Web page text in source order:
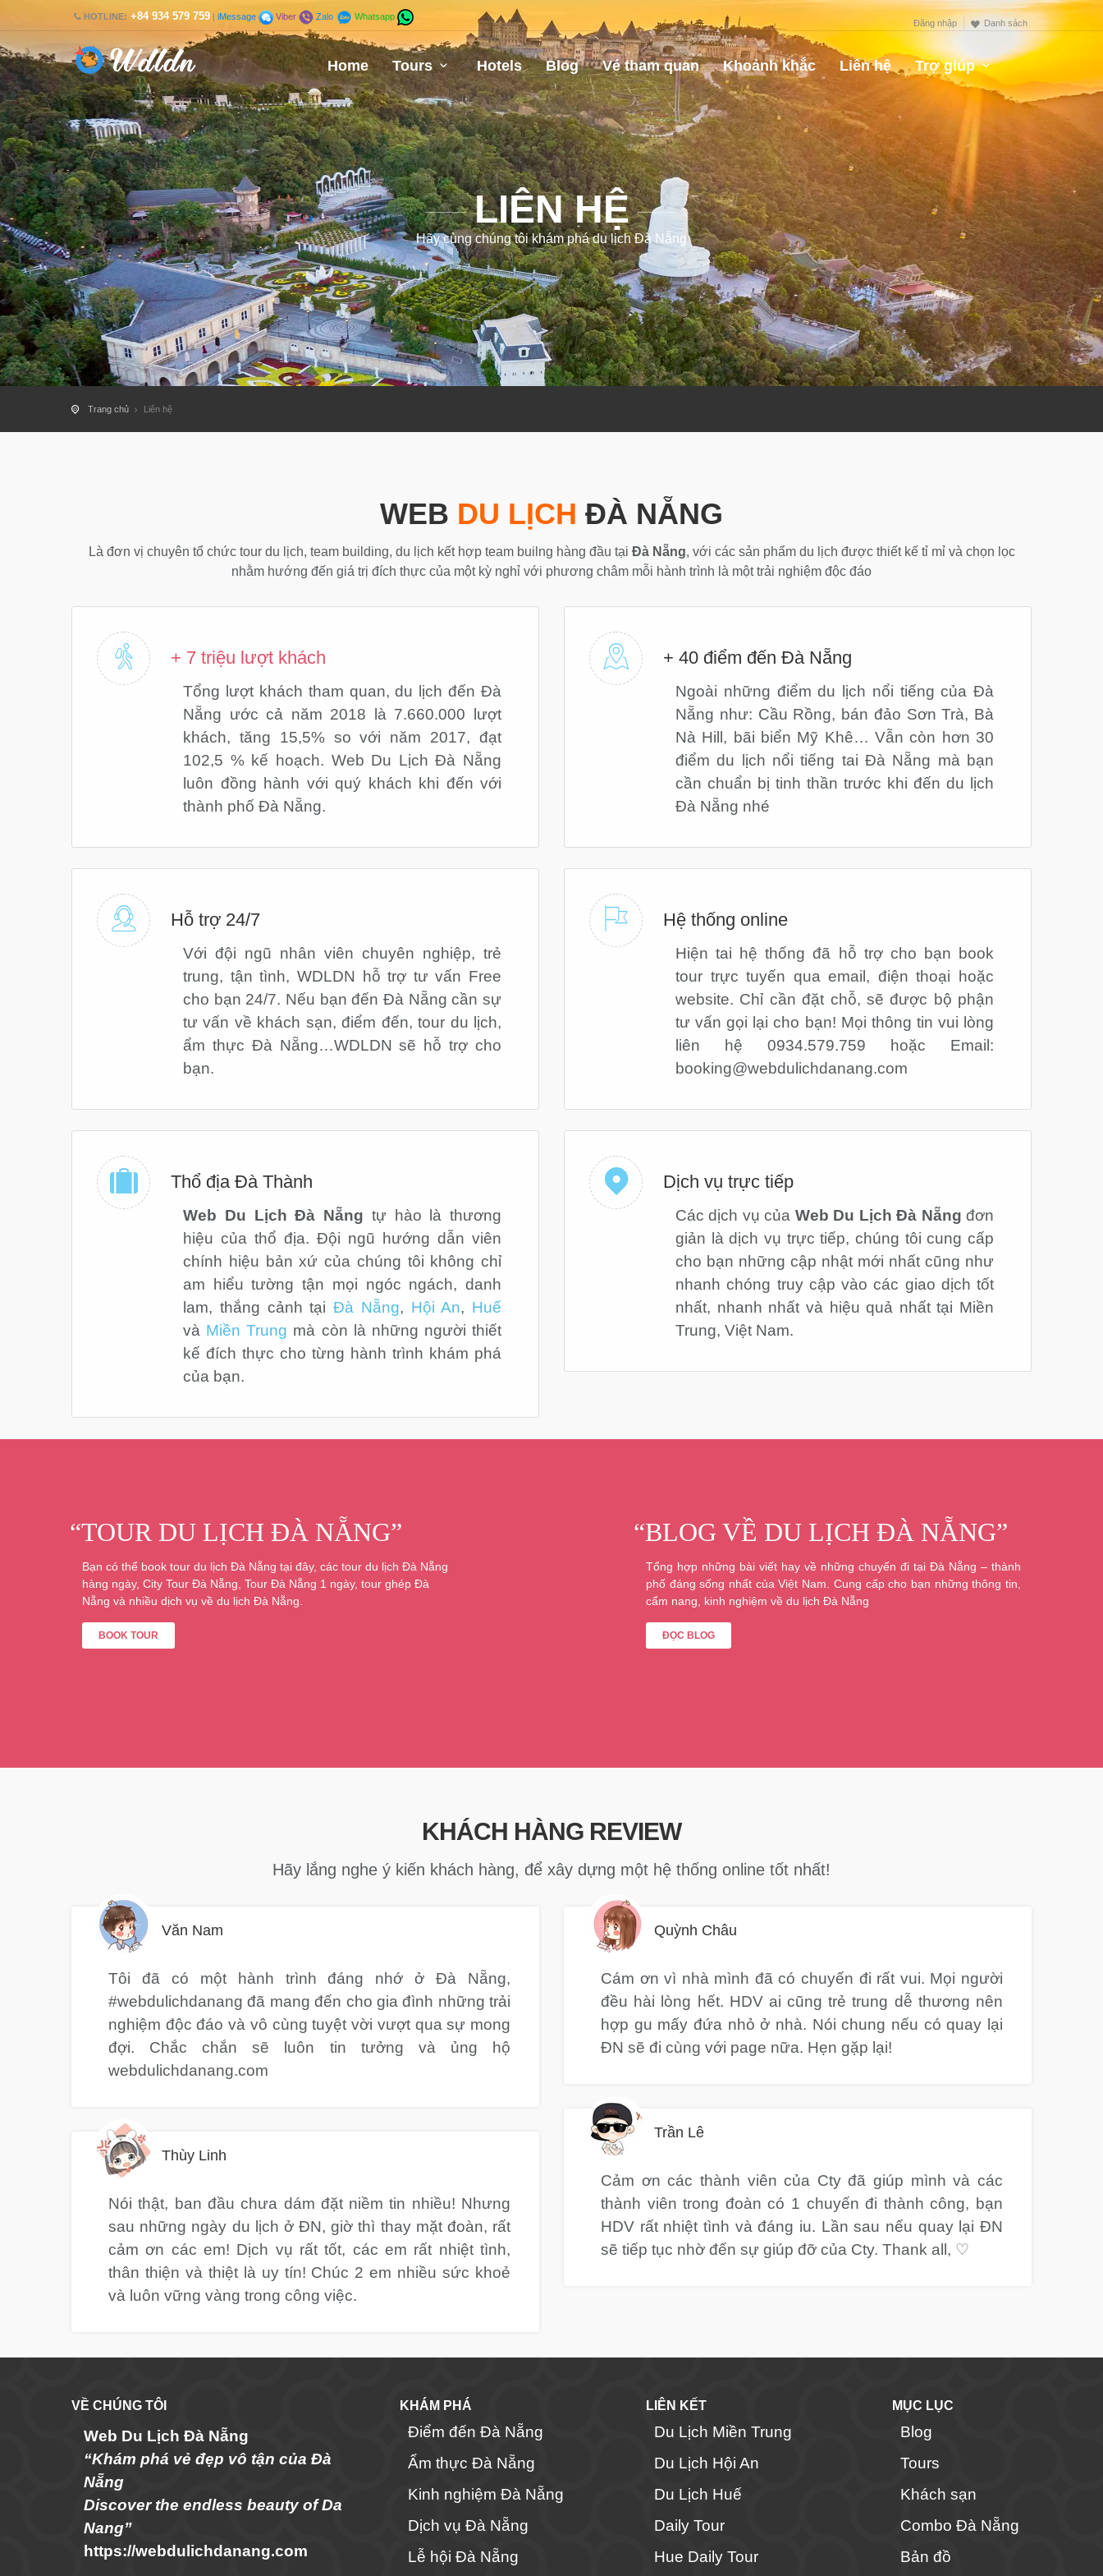
HOTLINE: +84 934 579 759 |iMessage Viber Zalo Whatsapp
Đăng nhập Danh sách
Home Tours Hotels Blog Vé tham quan Khoảnh khắc Liên hệ Trợ giúp
LIÊN HỆ
Hãy cùng chúng tôi khám phá du lịch Đà Nẵng
Trang chủ Liên hệ
WEB DU LỊCH ĐÀ NẴNG
Là đơn vị chuyên tổ chức tour du lịch, team building, du lịch kết hợp team builng hàng đầu tại Đà Nẵng, với các sản phẩm du lịch được thiết kế tỉ mỉ và chọn lọc
nhằm hướng đến giá trị đích thực của một kỳ nghỉ với phương châm mỗi hành trình là một trải nghiệm độc đáo
+ 7 triệu lượt khách
Tổng lượt khách tham quan, du lịch đến Đà
Nẵng ước cả năm 2018 là 7.660.000 lượt
khách, tăng 15,5% so với năm 2017, đạt
102,5 % kế hoạch. Web Du Lịch Đà Nẵng
luôn đồng hành với quý khách khi đến với
thành phố Đà Nẵng.
+ 40 điểm đến Đà Nẵng
Ngoài những điểm du lịch nổi tiếng của Đà
Nẵng như: Cầu Rồng, bán đảo Sơn Trà, Bà
Nà Hill, bãi biển Mỹ Khê… Vẫn còn hơn 30
điểm du lịch nổi tiếng tai Đà Nẵng mà bạn
cần chuẩn bị tinh thần trước khi đến du lịch
Đà Nẵng nhé
Hỗ trợ 24/7
Với đội ngũ nhân viên chuyên nghiệp, trẻ
trung, tận tình, WDLDN hỗ trợ tư vấn Free
cho bạn 24/7. Nếu bạn đến Đà Nẵng cần sự
tư vấn về khách sạn, điểm đến, tour du lịch,
ẩm thực Đà Nẵng…WDLDN sẽ hỗ trợ cho
bạn.
Hệ thống online
Hiện tai hệ thống đã hỗ trợ cho bạn book
tour trực tuyến qua email, điện thoại hoặc
website. Chỉ cần đặt chỗ, sẽ được bộ phận
tư vấn gọi lại cho bạn! Mọi thông tin vui lòng
liên hệ 0934.579.759 hoặc Email:
booking@webdulichdanang.com
Thổ địa Đà Thành
Web Du Lịch Đà Nẵng tự hào là thương
hiệu của thổ địa. Đội ngũ hướng dẫn viên
chính hiệu bản xứ của chúng tôi không chỉ
am hiểu tường tận mọi ngóc ngách, danh
lam, thắng cảnh tại Đà Nẵng, Hội An, Huế
và Miền Trung mà còn là những người thiết
kế đích thực cho từng hành trình khám phá
của bạn.
Dịch vụ trực tiếp
Các dịch vụ của Web Du Lịch Đà Nẵng đơn
giản là dịch vụ trực tiếp, chúng tôi cung cấp
cho bạn những cập nhật mới nhất cũng như
nhanh chóng truy cập vào các giao dịch tốt
nhất, nhanh nhất và hiệu quả nhất tại Miền
Trung, Việt Nam.
“TOUR DU LỊCH ĐÀ NẴNG”
Bạn có thể book tour du lịch Đà Nẵng tại đây, các tour du lịch Đà Nẵng
hàng ngày, City Tour Đà Nẵng, Tour Đà Nẵng 1 ngày, tour ghép Đà
Nẵng và nhiều dịch vụ về du lịch Đà Nẵng.
BOOK TOUR
“BLOG VỀ DU LỊCH ĐÀ NẴNG”
Tổng hợp những bài viết hay về những chuyến đi tại Đà Nẵng – thành
phố đáng sống nhất của Việt Nam. Cung cấp cho bạn những thông tin,
cẩm nang, kinh nghiệm về du lịch Đà Nẵng
ĐỌC BLOG
KHÁCH HÀNG REVIEW
Hãy lắng nghe ý kiến khách hàng, để xây dựng một hệ thống online tốt nhất!
Văn Nam
Tôi đã có một hành trình đáng nhớ ở Đà Nẵng,
#webdulichdanang đã mang đến cho gia đình những trải
nghiệm độc đáo và vô cùng tuyệt vời vượt qua sự mong
đợi. Chắc chắn sẽ luôn tin tưởng và ủng hộ
webdulichdanang.com
Thùy Linh
Nói thật, ban đầu chưa dám đặt niềm tin nhiều! Nhưng
sau những ngày du lịch ở ĐN, giờ thì thay mặt đoàn, rất
cảm ơn các em! Dịch vụ rất tốt, các em rất nhiệt tình,
thân thiện và thiệt là uy tín! Chúc 2 em nhiều sức khoẻ
và luôn vững vàng trong công việc.
Quỳnh Châu
Cám ơn vì nhà mình đã có chuyến đi rất vui. Mọi người
đều hài lòng hết. HDV ai cũng trẻ trung dễ thương nên
hợp gu mấy đứa nhỏ ở nhà. Nói chung nếu có quay lại
ĐN sẽ đi cùng với page nữa. Hẹn gặp lại!
Trần Lê
Cảm ơn các thành viên của Cty đã giúp mình và các
thành viên trong đoàn có 1 chuyến đi thành công, bạn
HDV rất nhiệt tình và đáng iu. Lần sau nếu quay lại ĐN
sẽ tiếp tục nhờ đến sự giúp đỡ của Cty. Thank all, ♡
VỀ CHÚNG TÔI
Web Du Lịch Đà Nẵng
“Khám phá vẻ đẹp vô tận của Đà
Nẵng
Discover the endless beauty of Da
Nang”
https://webdulichdanang.com
KHÁM PHÁ
Điểm đến Đà Nẵng
Ẩm thực Đà Nẵng
Kinh nghiệm Đà Nẵng
Dịch vụ Đà Nẵng
Lễ hội Đà Nẵng
LIÊN KẾT
Du Lịch Miền Trung
Du Lịch Hội An
Du Lịch Huế
Daily Tour
Hue Daily Tour
MỤC LỤC
Blog
Tours
Khách sạn
Combo Đà Nẵng
Bản đồ